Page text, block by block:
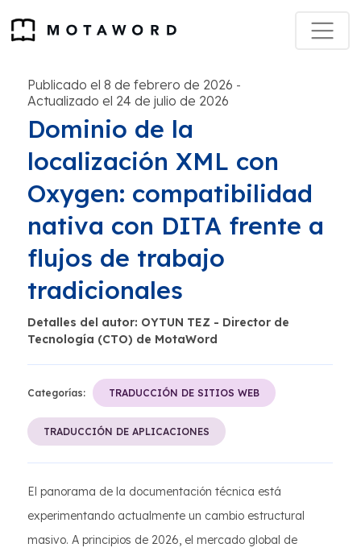
Publicado el 8 de febrero de 2026 -
Actualizado el 24 de julio de 2026
Dominio de la
localización XML con
Oxygen: compatibilidad
nativa con DITA frente a
flujos de trabajo
tradicionales
Detalles del autor: OYTUN TEZ - Director de
Tecnología (CTO) de MotaWord
Categorías: TRADUCCIÓN DE SITIOS WEB
TRADUCCIÓN DE APLICACIONES
El panorama de la documentación técnica está
experimentando actualmente un cambio estructural
masivo. A principios de 2026, el mercado global de